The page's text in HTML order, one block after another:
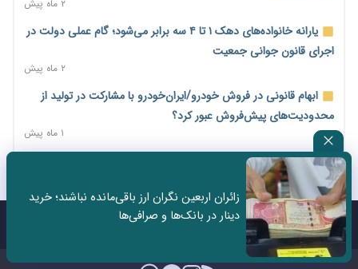
مرحله سیزدهم کالابرگ در سایه تورم؛ قدرت خرید یارانه یک‌میلیونی
۱۴ مرداد؛ اولین «روز ملی کارفرما» در تقویم رسمی ایران/«روز ملی
کارفرما» چگونه به تقویم رسمی کشور رسید؟
۱ روز پیش
سکه در یک قدمی ۱۸۵ میلیون تومان
۲ روز پیش
تشکل‌ها در مسیر ارتقای تاب‌آوری اعضا برنامه‌ریزی کنند
۲ ماه پیش
یارانه خانواده‌های دهک ۱ تا ۴ سه برابر می‌شود؛ گام عملی دولت در
اجرای قانون جوانی جمعیت
۲ ماه پیش
ابهام قانونی در فروش خودرو/ایران‌خودرو با مشارکت در تولید از
محدودیت‌های پیش‌فروش عبور کرد؟
۱ ماه پیش
سه نماد جدید اخزا در فرابورس پذیرش شد
ثبت نادرست عنوان شغلی، کارگر و کارفرما را با جریمه و شکایت
روبه‌رو می‌کند
زائران اربعین نگران ارز باقی‌مانده نباشند؛ خرید
دینار در بانک‌ها و صرافی‌ها